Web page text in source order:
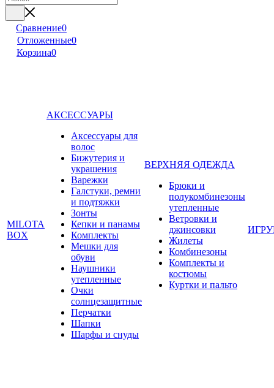
Сравнение0
Отложенные0
Корзина0
MILOTA
BOX
АКСЕССУАРЫ
Аксессуары для
волос
Бижутерия и
украшения
Варежки
Галстуки, ремни
и подтяжки
Зонты
Кепки и панамы
Комплекты
Мешки для
обуви
Наушники
утепленные
Очки
солнцезащитные
Перчатки
Шапки
Шарфы и снуды
ВЕРХНЯЯ ОДЕЖДА
Брюки и
полукомбинезоны
утепленные
Ветровки и
джинсовки
Жилеты
Комбинезоны
Комплекты и
костюмы
Куртки и пальто